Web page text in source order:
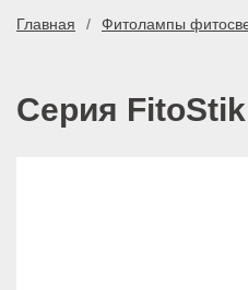
Главная Фитолампы
Серия FitoStik